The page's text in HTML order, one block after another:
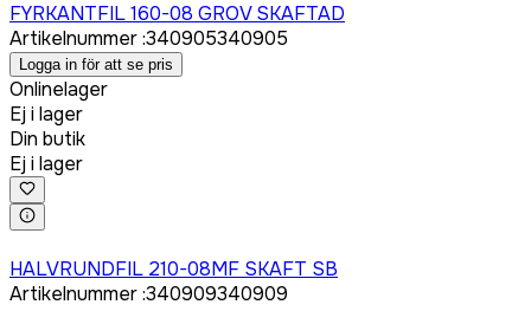
FYRKANTFIL 160-08 GROV SKAFTAD
Artikelnummer:340905340905
Logga in för att se pris
Onlinelager
Ej i lager
Din butik
Ej i lager
HALVRUNDFIL 210-08MF SKAFT SB
Artikelnummer:340909340909